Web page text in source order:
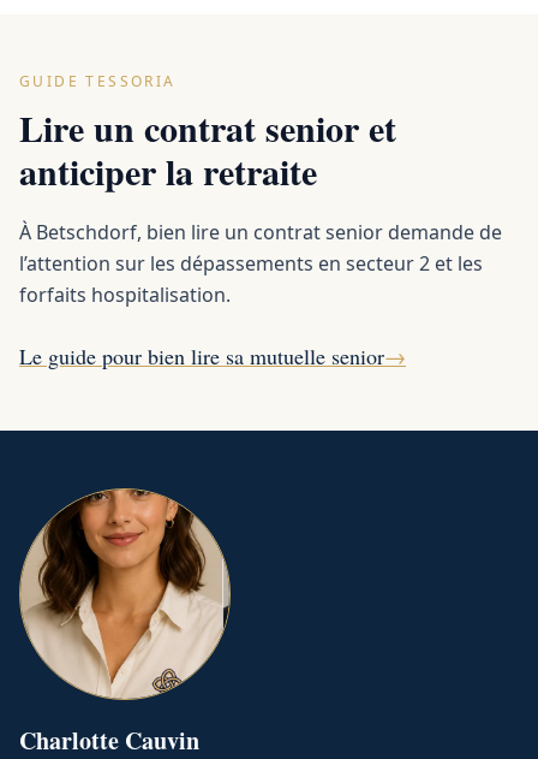
GUIDE TESSORIA
Lire un contrat senior et
anticiper la retraite
À Betschdorf, bien lire un contrat senior demande de
l’attention sur les dépassements en secteur 2 et les
forfaits hospitalisation.
Le guide pour bien lire sa mutuelle senior→
Charlotte Cauvin